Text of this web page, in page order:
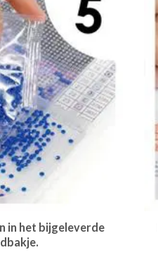
in het bijgeleverde